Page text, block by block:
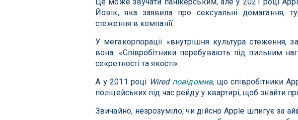
Це може звучати панікерським, але у 2021 році
Йовік, яка заявила про сексуальні домагання,
стеження в компанії.
У мегакорпорації «внутрішня культура стеження,
вона. «Співробітники перебувають під пильним
секретності та якості».
А у 2011 році Wired повідомив, що співробітники
поліцейських під час рейду у квартирі, щоб знайти
Звичайно, незрозуміло, чи дійсно Apple шпигує за